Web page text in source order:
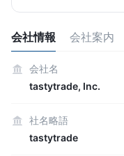
会社情報 会社案内
会社名
tastytrade, Inc.
社名略語
tastytrade